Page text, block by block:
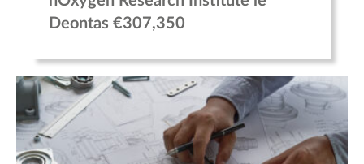
Deontas €307,350